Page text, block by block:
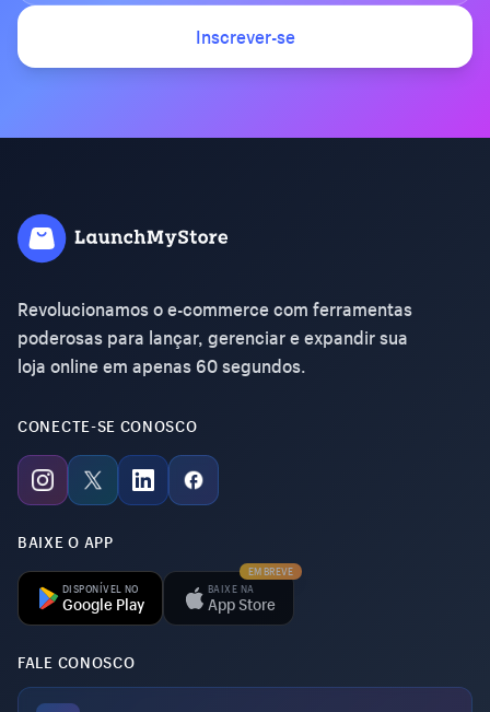
Inscrever-se
Revolucionamos o e-commerce com ferramentas
poderosas para lançar, gerenciar e expandir sua
loja online em apenas 60 segundos.
CONECTE-SE CONOSCO
BAIXE O APP
DISPONÍVEL NO
Google Play
BAIXE NA
App Store
EM BREVE
FALE CONOSCO